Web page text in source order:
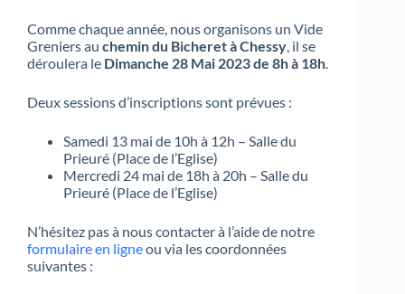
Comme chaque année, nous organisons un Vide
Greniers au chemin du Bicheret à Chessy , il se
déroulera le Dimanche 28 Mai 2023 de 8h à 18h
Deux sessions d’inscriptions sont prévues :
Samedi 13 mai de 10h à 12h – Salle du
Prieuré (Place de l’Eglise)
Mercredi 24 mai de 18h à 20h – Salle du
Prieuré (Place de l’Eglise)
N’hésitez pas à nous contacter à l’aide de notre
formulaire en ligneou via les coordonnées
suivantes :